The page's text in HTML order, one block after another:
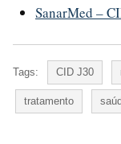
SanarMed –
Tags: CID J30
tratamento